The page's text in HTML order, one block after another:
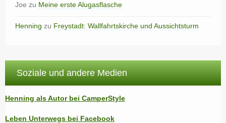
Joe zu Meine erste Alugasflasche
Henning zu Freystadt: Wallfahrtskirche und Aussichtsturm
Soziale und andere Medien
Henning als Autor bei CamperStyle
Leben Unterwegs bei Facebook